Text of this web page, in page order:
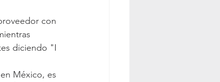
diciendo "I
México, es